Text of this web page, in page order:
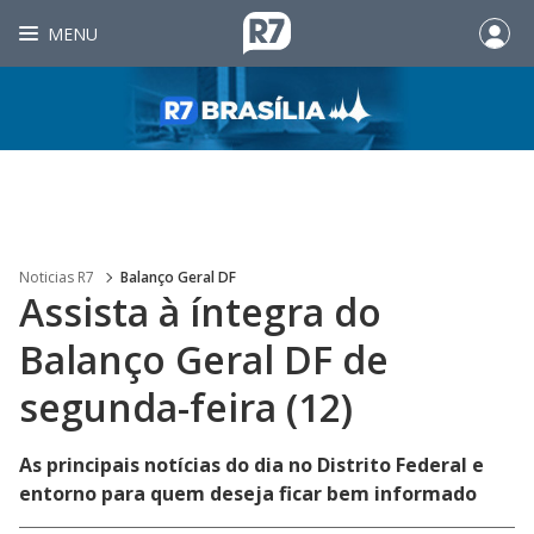
MENU
Noticias R7 Balanço Geral DF
Assista à íntegra do
Balanço Geral DF de
segunda-feira (12)
As principais notícias do dia no Distrito Federal e
entorno para quem deseja ficar bem informado